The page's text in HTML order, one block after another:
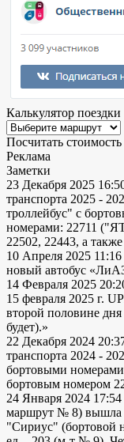
Калькулятор поездки
Посчитать стоимость
Реклама
Заметки
23 Декабря 2025
транспорта 2025 -
троллейбус" с
номерами: 22711
22502, 22443, а
10 Апреля 2025 11:16
новый автобус
14 Февраля 2025
15 февраля 2025 г.
второй половине
будет).»
22 Декабря 2024
транспорта 2024 -
бортовыми
бортовым номером
24 Января 2024 17:54
маршрут № 8) вышла
"Сириус" (бортовой